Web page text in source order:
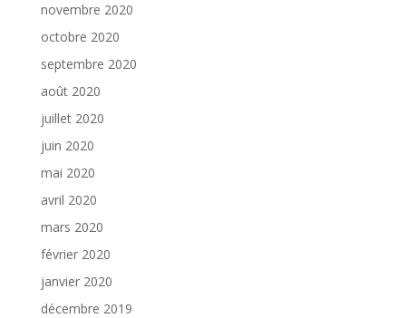
novembre 2020
octobre 2020
septembre 2020
août 2020
juillet 2020
juin 2020
mai 2020
avril 2020
mars 2020
février 2020
janvier 2020
décembre 2019